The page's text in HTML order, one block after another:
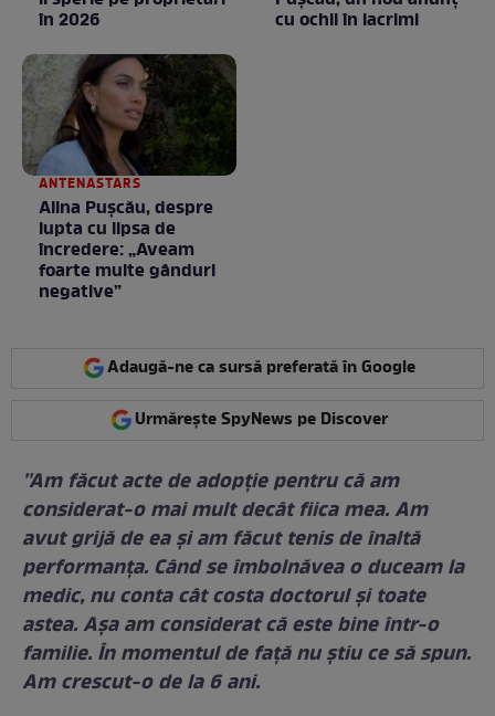
în 2026 cu ochii în lacrimi
ANTENASTARS
Alina Pușcău, despre
lupta cu lipsa de
încredere: „Aveam
foarte multe gânduri
negative”
Adaugă-ne ca sursă preferată în Google
Urmărește SpyNews pe Discover
''Am făcut acte de adopție pentru că am
considerat-o mai mult decât fiica mea. Am
avut grijă de ea și am făcut tenis de înaltă
performanța. Când se îmbolnăvea o duceam la
medic, nu conta cât costa doctorul și toate
astea. Așa am considerat că este bine într-o
familie. În momentul de față nu știu ce să spun.
Am crescut-o de la 6 ani.